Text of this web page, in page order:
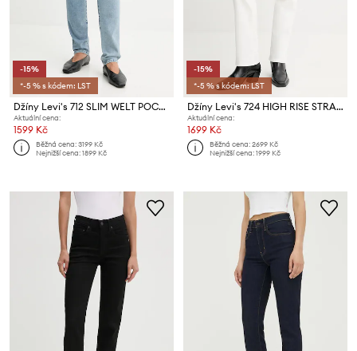
-15%
*-5 % s kódem: LST
Džíny Levi's 712 SLIM WELT POCKET
Aktuální cena:
1599 Kč
Běžná cena:3199 Kč
Nejnižší cena:1899 Kč
-15%
*-5 % s kódem: LST
Džíny Levi's 724 HIGH RISE STRAIGHT
Aktuální cena:
1699 Kč
Běžná cena:2699 Kč
Nejnižší cena:1999 Kč